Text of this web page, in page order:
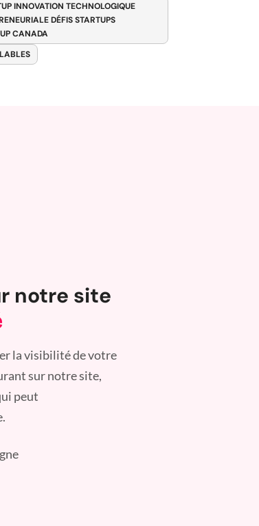
INNOVATION TECHNOLOGIQUE
DÉFIS STARTUPS
CANADA
notre site
la visibilité de votre
sur notre site,
peut